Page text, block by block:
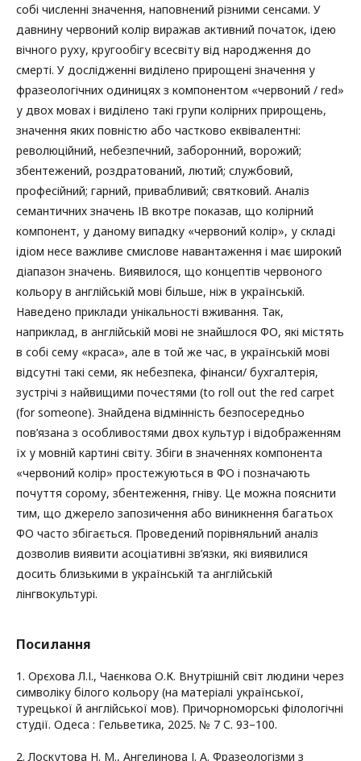
собі численні значення, наповнений різними сенсами. У
давнину червоний колір виражав активний початок, ідею
вічного руху, кругообігу всесвіту від народження до
смерті. У дослідженні виділено прирощені значення у
фразеологічних одиницях з компонентом «червоний / red»
у двох мовах і виділено такі групи колірних прирощень,
значення яких повністю або частково еквівалентні:
революційний, небезпечний, заборонний, ворожий;
збентежений, роздратований, лютий; службовий,
професійний; гарний, привабливий; святковий. Аналіз
семантичних значень ІВ вкотре показав, що колірний
компонент, у даному випадку «червоний колір», у складі
ідіом несе важливе смислове навантаження і має широкий
діапазон значень. Виявилося, що концептів червоного
кольору в англійській мові більше, ніж в українській.
Наведено приклади унікальності вживання. Так,
наприклад, в англійській мові не знайшлося ФО, які містять
в собі сему «краса», але в той же час, в українській мові
відсутні такі семи, як небезпека, фінанси/ бухгалтерія,
зустрічі з найвищими почестями (to roll out the red carpet
(for someone). Знайдена відмінність безпосередньо
пов’язана з особливостями двох культур і відображенням
їх у мовній картині світу. Збіги в значеннях компонента
«червоний колір» простежуються в ФО і позначають
почуття сорому, збентеження, гніву. Це можна пояснити
тим, що джерело запозичення або виникнення багатьох
ФО часто збігається. Проведений порівняльний аналіз
дозволив виявити асоціативні зв’язки, які виявилися
досить близькими в українській та англійській
лінгвокультурі.
Посилання
1. Орєхова Л.І., Чаєнкова О.К. Внутрішній світ людини через
символіку білого кольору (на матеріалі української,
турецької й англійської мов). Причорноморські філологічні
студії. Одеса : Гельветика, 2025. № 7 С. 93–100.
2. Лоскутова Н. М., Ангелинова І. А. Фразеологізми з